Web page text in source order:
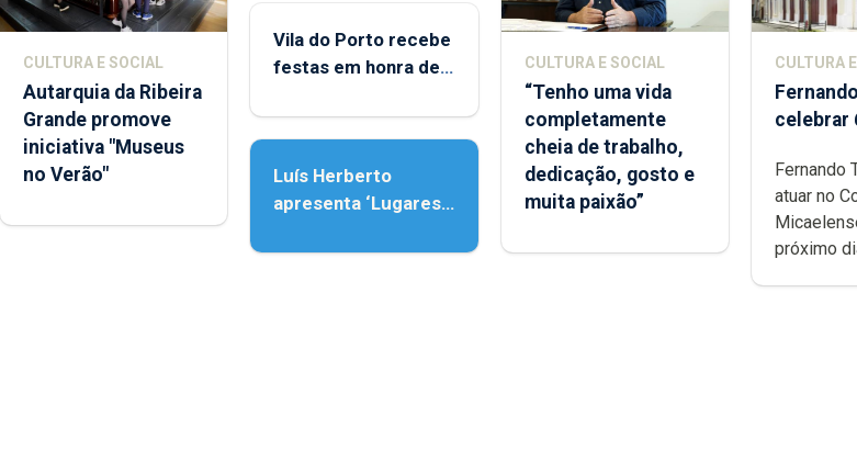
CULTURA E SOCIAL
Autarquia da Ribeira
Grande promove
iniciativa "Museus
no Verão"
Vila do Porto recebe
festas em honra de
Assunção
Luís Herberto
apresenta ‘Lugares
CULTURA E SOCIAL
“Tenho uma vida
completamente
cheia de trabalho,
dedicação, gosto e
muita paixão”
CULTURA
celebrar
Fernando
atuar no
próximo